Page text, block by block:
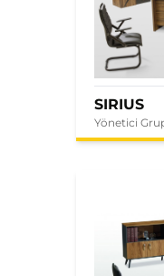
SIRIUS
Yönetici